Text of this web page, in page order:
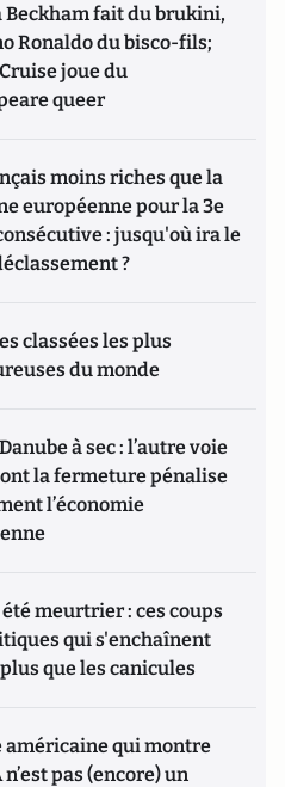
Beckham fait du brukini,
Ronaldo du bisco-fils;
joue du
queer
moins riches que la
européenne pour la 3e
: jusqu'où ira le
?
classées les plus
du monde
à sec : l’autre voie
la fermeture pénalise
l’économie
meurtrier : ces coups
qui s'enchaînent
que les canicules
américaine qui montre
n’est pas (encore) un